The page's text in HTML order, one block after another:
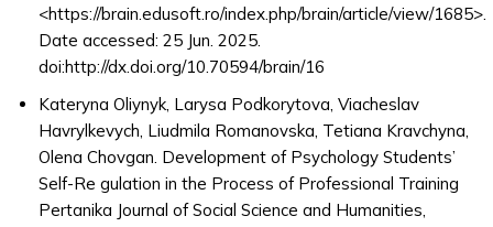
<https://brain.edusoft.ro/index.php/brain/article/view/1685>.
Date accessed: 25 Jun. 2025.
doi:http://dx.doi.org/10.70594/brain/16
Kateryna Oliynyk, Larysa Podkorytova, Viacheslav
Havrylkevych, Liudmila Romanovska, Tetiana Kravchyna,
Olena Chovgan. Development of Psychology Students’
Self-Re gulation in the Process of Professional Training
Pertanika Journal of Social Science and Humanities,